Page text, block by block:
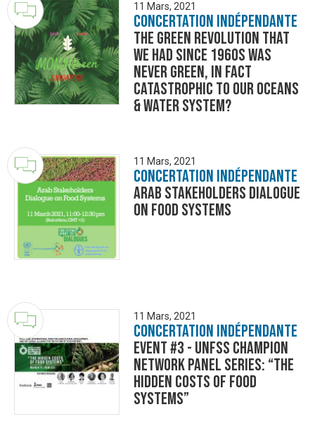
11 Mars, 2021
Concertation Indépendante
The Green Revolution that
we had since 1960s was
never green, in fact
catastrophic to our oceans
& water system?
11 Mars, 2021
Concertation Indépendante
Arab Stakeholders Dialogue
on Food Systems
11 Mars, 2021
Concertation Indépendante
Event #3 - UNFSS Champion
Network Panel Series: “The
Hidden Costs of Food
Systems”